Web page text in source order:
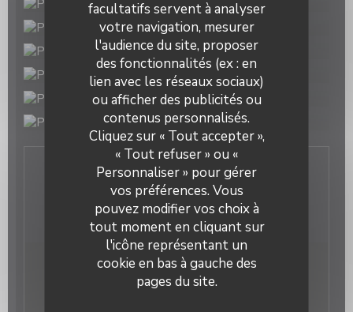
facultatifs servent à analyser
votre navigation, mesurer
l'audience du site, proposer
des fonctionnalités (ex : en
lien avec les réseaux sociaux)
ou afficher des publicités ou
contenus personnalisés.
Cliquez sur « Tout accepter »,
« Tout refuser » ou «
Personnaliser » pour gérer
vos préférences. Vous
pouvez modifier vos choix à
tout moment en cliquant sur
l'icône représentant un
cookie en bas à gauche des
pages du site.
Nous contacter
Newsletter
Prism'Optical